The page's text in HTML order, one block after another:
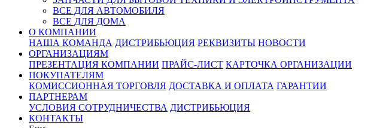
ВСЕ ДЛЯ АВТОМОБИЛЯ
ВСЕ ДЛЯ ДОМА
О КОМПАНИИ
НАША КОМАНДА ДИСТРИБЬЮЦИЯ РЕКВИЗИТЫ НОВОСТИ
ОРГАНИЗАЦИЯМ
ПРЕЗЕНТАЦИЯ КОМПАНИИ ПРАЙС-ЛИСТ КАРТОЧКА ОРГАНИЗАЦИИ
ПОКУПАТЕЛЯМ
КОМИССИОННАЯ ТОРГОВЛЯ ДОСТАВКА И ОПЛАТА ГАРАНТИИ
ПАРТНЕРАМ
УСЛОВИЯ СОТРУДНИЧЕСТВА ДИСТРИБЬЮЦИЯ
КОНТАКТЫ